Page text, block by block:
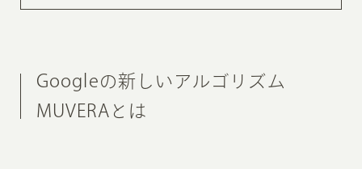
Googleの新しいアルゴリズム
MUVERAとは